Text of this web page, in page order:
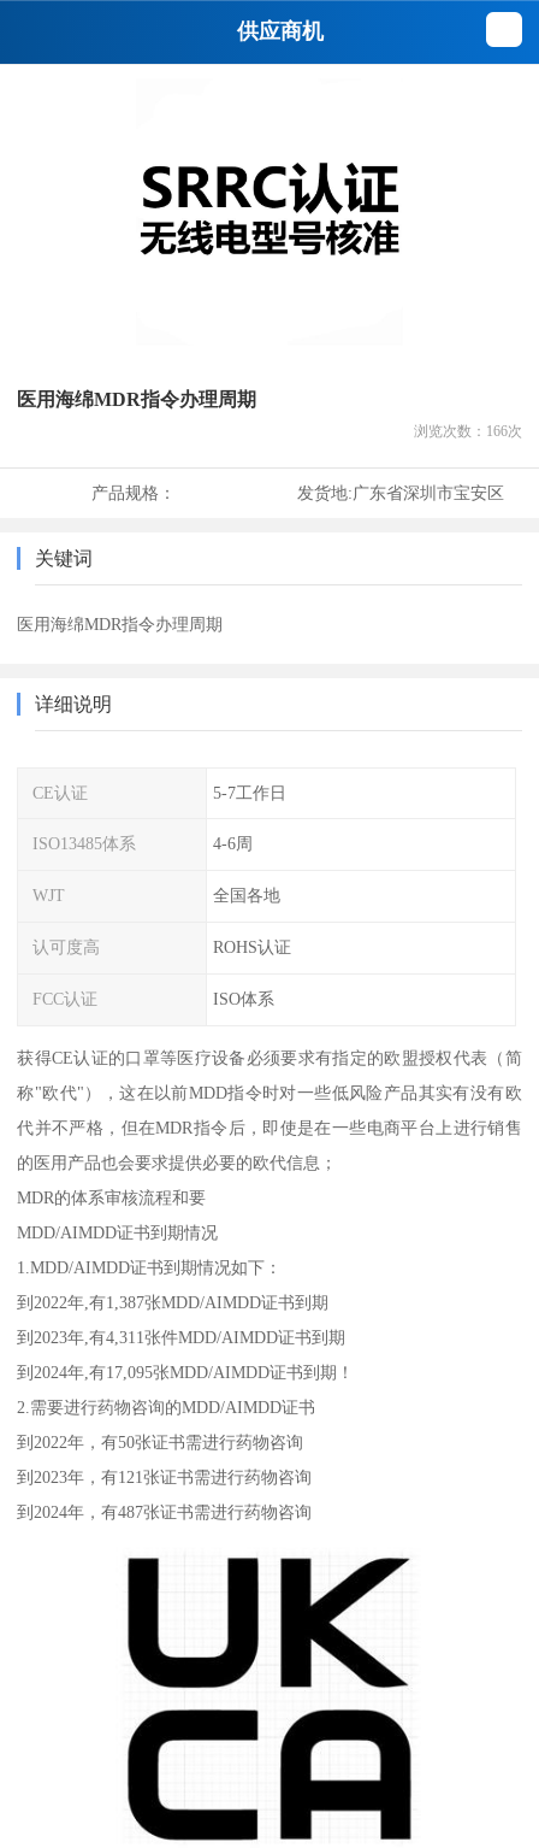
供应商机
医用海绵MDR指令办理周期
浏览次数： 166次
产品规格： 发货地:广东省深圳市宝安区
关键词
医用海绵MDR指令办理周期
详细说明
CE认证 5-7工作日
ISO13485体系 4-6周
WJT 全国各地
认可度高 ROHS认证
FCC认证 ISO体系
获得CE认证的口罩等医疗设备必须要求有指定的欧盟授权代表（简
称"欧代"），这在以前MDD指令时对一些低风险产品其实有没有欧
代并不严格，但在MDR指令后，即使是在一些电商平台上进行销售
的医用产品也会要求提供必要的欧代信息；
MDR的体系审核流程和要
MDD/AIMDD证书到期情况
1.MDD/AIMDD证书到期情况如下：
到2022年,有1,387张MDD/AIMDD证书到期
到2023年,有4,311张件MDD/AIMDD证书到期
到2024年,有17,095张MDD/AIMDD证书到期！
2.需要进行药物咨询的MDD/AIMDD证书
到2022年，有50张证书需进行药物咨询
到2023年，有121张证书需进行药物咨询
到2024年，有487张证书需进行药物咨询